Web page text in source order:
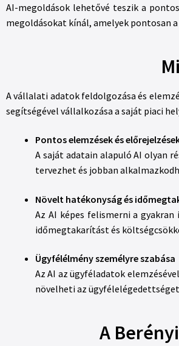
AI-megoldások lehetővé teszik a
megoldásokat kínál, amelyek pontosan
A vállalati adatok feldolgozása és
segítségével vállalkozása a saját piaci
Pontos elemzések és
A saját adatain alapuló AI olyan
tervezhet és jobban
Növelt hatékonyság és
Az AI képes felismerni a
időmegtakarítást és
Ügyfélélmény személyre szabása
Az AI az ügyféladatok
növelheti az
A